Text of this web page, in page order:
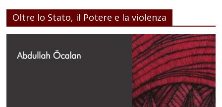
Oltre lo Stato, il Potere e la violenza